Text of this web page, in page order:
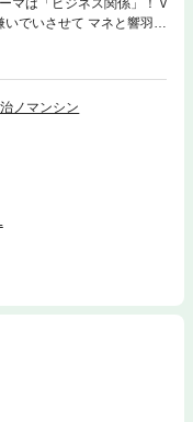
でいさせて マネと響羽」
の物語始動！ たまむしマ
が重すぎるイケメンとひ
愛でつぐなって」 第1話
思いがけず一夜の関係
きは？
ノマンシン